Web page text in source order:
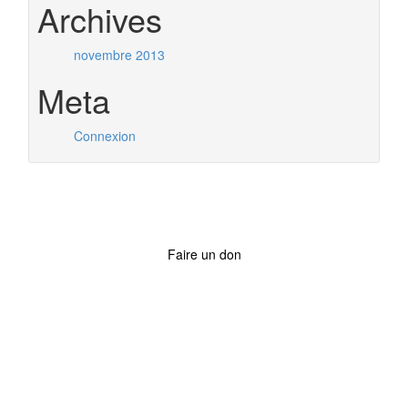
Archives
novembre 2013
Meta
Connexion
Faire un don